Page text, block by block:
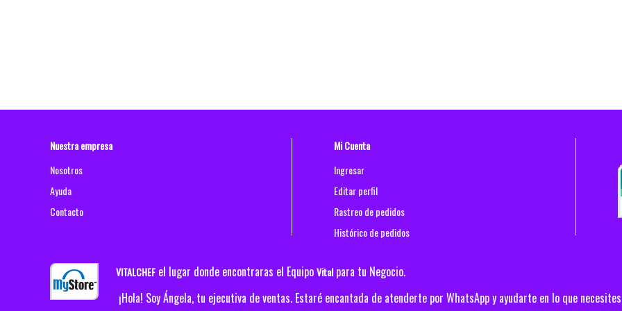
Nuestra empresa
Nosotros
Ayuda
Contacto
Mi Cuenta
Ingresar
Editar perfil
Rastreo de pedidos
Histórico de pedidos
VITALCHEF el lugar donde encontraras el EquipoVital para tu Negocio.
¡Hola! Soy Ángela, tu ejecutiva de ventas. Estaré encantada de atenderte por WhatsApp y ayudarte en lo que